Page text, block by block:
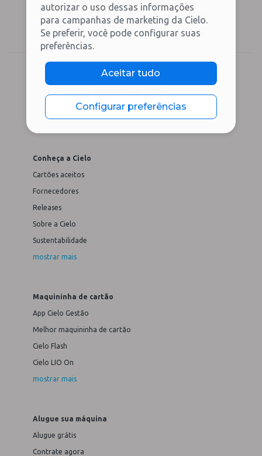
4002-9111 (todas as localidades)
0800-579-0111 (exceto capitais)
Ouvidoria
Conheça a Cielo
Cartões aceitos
Fornecedores
Releases
Sobre a Cielo
Sustentabilidade
mostrar mais
Maquininha de cartão
App Cielo Gestão
Melhor maquininha de cartão
Cielo Flash
Cielo LIO On
mostrar mais
Alugue sua máquina
Alugue grátis
Contrate agora
autorizar o uso dessas informações
para campanhas de marketing da Cielo.
Se preferir, você pode configurar suas
preferências.
Aceitar tudo
Configurar preferências